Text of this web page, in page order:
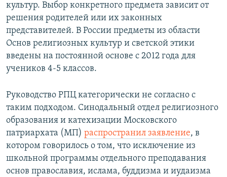
культур. Выбор конкретного предмета зависит от
решения родителей или их законных
представителей. В России предметы из области
Основ религиозных культур и светской этики
введены на постоянной основе с 2012 года для
учеников 4-5 классов.
Руководство РПЦ категорически не согласно с
таким подходом. Синодальный отдел религиозного
образования и катехизации Московского
патриархата (МП) распространил заявление, в
котором говорилось о том, что исключение из
школьной программы отдельного преподавания
основ православия, ислама, буддизма и иудаизма